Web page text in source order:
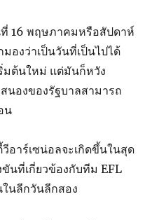
16 พฤษภาคมหรือสัปดาห์
องว่าเป็นวันที่เป็นไปได้
มต้นใหม่ แต่มันก็หวัง
นองของรัฐบาลสามารถ
น
อาร์เซน่อลจะเกิดขึ้นในสุด
นที่เกี่ยวข้องกับทีม EFL
ในลีกวันลีกสอง